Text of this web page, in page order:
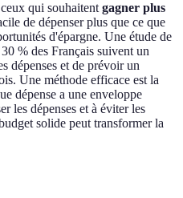
qui souhaitentgagner plus
de dépenser plus que ce que
d'épargne. Une étude de
% des Français suivent un
dépenses et de prévoir un
Une méthode efficace est la
dépense a une enveloppe
les dépenses et à éviter les
solide peut transformer la